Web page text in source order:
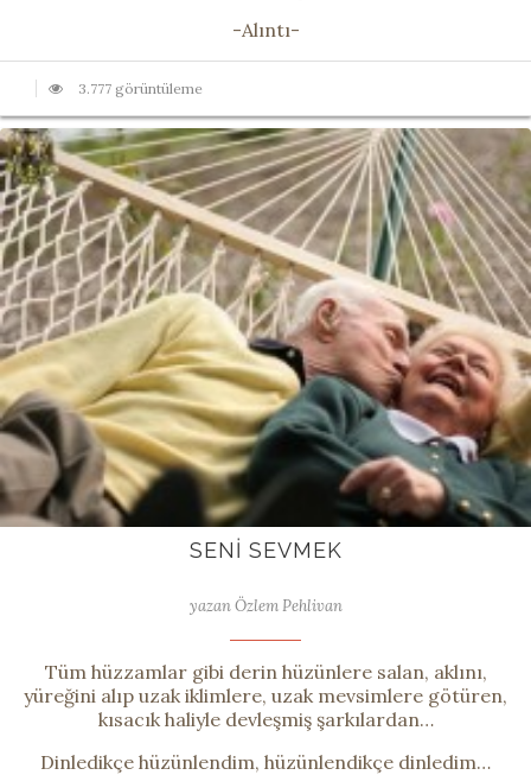
-Alıntı-
3.777 görüntüleme
SENI SEVMEK
yazan Özlem Pehlivan
Tüm hüzzamlar gibi derin hüzünlere salan, aklını,
yüreğini alıp uzak iklimlere, uzak mevsimlere götüren,
kısacık haliyle devleşmiş şarkılardan…
Dinledikçe hüzünlendim, hüzünlendikçe dinledim…